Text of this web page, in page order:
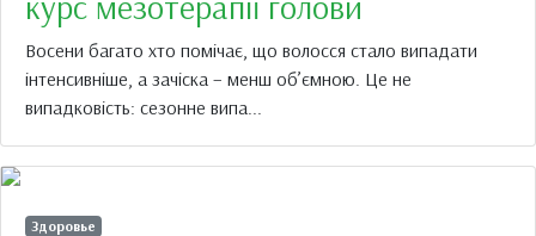
Восени багато хто помічає, що волосся стало випадати
інтенсивніше, а зачіска – менш об’ємною. Це не
випадковість: сезонне випа...
Здоровье